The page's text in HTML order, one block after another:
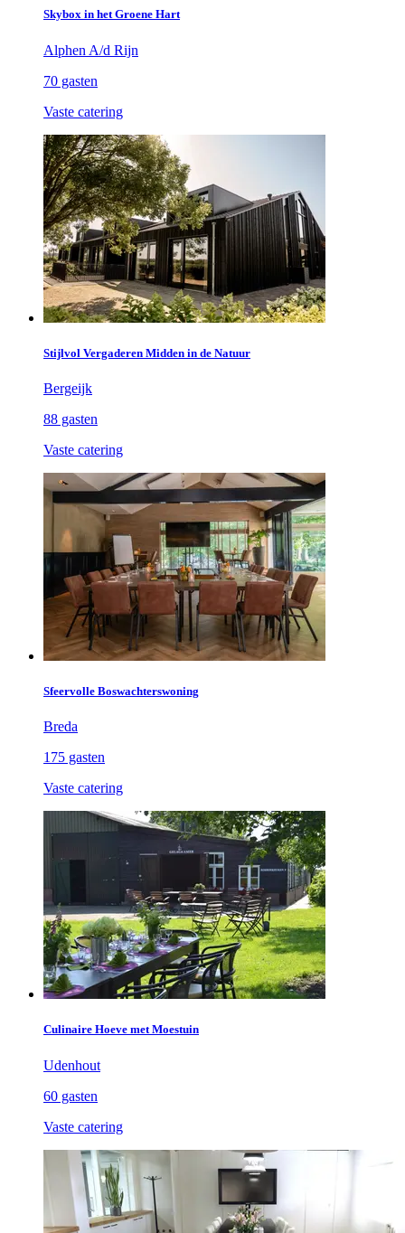
Skybox in het Groene Hart
Alphen A/d Rijn
70 gasten
Vaste catering
Stijlvol Vergaderen Midden in de Natuur
Bergeijk
88 gasten
Vaste catering
Sfeervolle Boswachterswoning
Breda
175 gasten
Vaste catering
Culinaire Hoeve met Moestuin
Udenhout
60 gasten
Vaste catering